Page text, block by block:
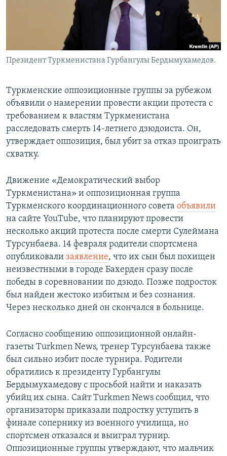
Президент Туркменистана Гурбангулы Бердымухамедов.
Туркменские оппозиционные группы за рубежом
объявили о намерении провести акции протеста с
требованием к властям Туркменистана
расследовать смерть 14-летнего дзюдоиста. Он,
утверждает оппозиция, был убит за отказ проиграть
схватку.
Движение «Демократический выбор
Туркменистана» и оппозиционная группа
Туркменского координационного совета объявили
на сайте YouTube, что планируют провести
несколько акций протеста после смерти Сулеймана
Турсунбаева. 14 февраля родители спортсмена
опубликовали заявление, что их сын был похищен
неизвестными в городе Бахерден сразу после
победы в соревновании по дзюдо. Позже подросток
был найден жестоко избитым и без сознания.
Через несколько дней он скончался в больнице.
Согласно сообщению оппозиционной онлайн-
газеты Turkmen News, тренер Турсунбаева также
был сильно избит после турнира. Родители
обратились к президенту Гурбангулы
Бердымухамедову с просьбой найти и наказать
убийц их сына. Сайт Turkmen News сообщил, что
организаторы приказали подростку уступить в
финале сопернику из военного училища, но
спортсмен отказался и выиграл турнир.
Оппозиционные группы утверждают, что мальчик